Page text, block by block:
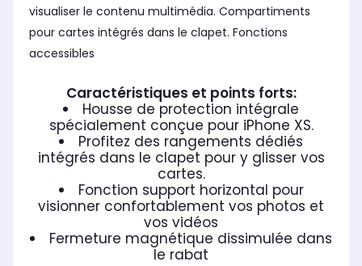
visualiser le contenu multimédia. Compartiments
pour cartes intégrés dans le clapet. Fonctions
accessibles
Caractéristiques et points forts:
Housse de protection intégrale
spécialement conçue pour iPhone XS.
Profitez des rangements dédiés
intégrés dans le clapet pour y glisser vos
cartes.
Fonction support horizontal pour
visionner confortablement vos photos et
vos vidéos
Fermeture magnétique dissimulée dans
le rabat